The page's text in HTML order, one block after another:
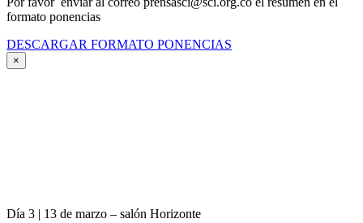
formato ponencias
DESCARGAR FORMATO PONENCIAS
×
Día 3 | 13 de marzo – salón Horizonte